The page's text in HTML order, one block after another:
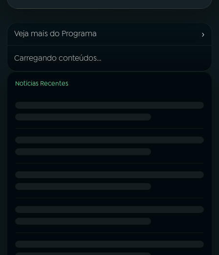
Veja mais do Programa ›
Carregando conteúdos...
Notícias Recentes